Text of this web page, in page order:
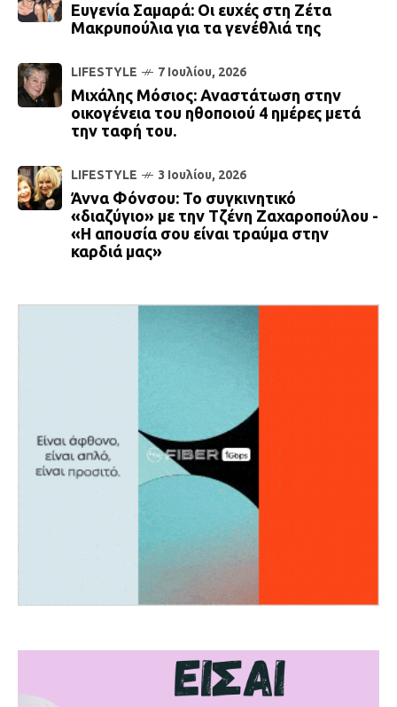
Ευγενία Σαμαρά: Οι ευχές στη Ζέτα
Μακρυπούλια για τα γενέθλιά της
LIFESTYLE 7 Ιουλίου, 2026
Μιχάλης Μόσιος: Αναστάτωση στην
οικογένεια του ηθοποιού 4 ημέρες μετά
την ταφή του.
LIFESTYLE 3 Ιουλίου, 2026
Άννα Φόνσου: Το συγκινητικό
«διαζύγιο» με την Τζένη Ζαχαροπούλου -
«Η απουσία σου είναι τραύμα στην
καρδιά μας»